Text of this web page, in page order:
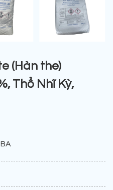
(Hàn the)
Thổ Nhĩ Kỳ,